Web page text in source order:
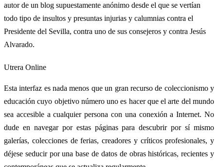
autor de un blog supuestamente anónimo desde el que se vertían
todo tipo de insultos y presuntas injurias y calumnias contra el
Presidente del Sevilla, contra uno de sus consejeros y contra Jesús
Alvarado.
Utrera Online
Esta interfaz es nada menos que un gran recurso de coleccionismo y
educación cuyo objetivo número uno es hacer que el arte del mundo
sea accesible a cualquier persona con una conexión a Internet. No
dude en navegar por estas páginas para descubrir por sí mismo
galerías, colecciones de ferias, creadores y críticos profesionales, y
déjese seducir por una base de datos de obras históricas, recientes y